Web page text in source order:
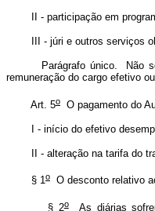
II - participação em
III - júri e outros serviços
Parágrafo único. Não será
remuneração do cargo efetivo
Art. 5o O pagamento do
I - início do efetivo
II - alteração na tarifa do
§ 1o O desconto relativo
§ 2oAs diárias